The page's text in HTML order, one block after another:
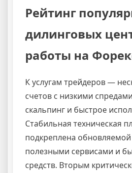
Рейтинг
дилинговых
работы на
К услугам трейдеров —
счетов с низкими
скальпинг и быстрое
Стабильная техническая
подкреплена
полезными сервисами и
средств. Вторым